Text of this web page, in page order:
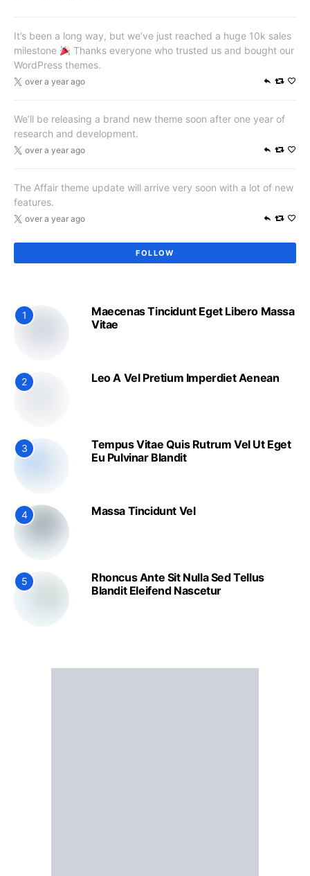
It’s been a long way, but we’ve just reached a huge 10k sales
milestone
Thanks everyone who trusted us and bought our
WordPress themes.
over a year ago
We’ll be releasing a brand new theme soon after one year of
research and development.
over a year ago
The Affair theme update will arrive very soon with a lot of new
features.
over a year ago
FOLLOW
1
Maecenas Tincidunt Eget Libero Massa
Vitae
2 Leo A Vel Pretium Imperdiet Aenean
3
Tempus Vitae Quis Rutrum Vel Ut Eget
Eu Pulvinar Blandit
4 Massa Tincidunt Vel
5
Rhoncus Ante Sit Nulla Sed Tellus
Blandit Eleifend Nascetur